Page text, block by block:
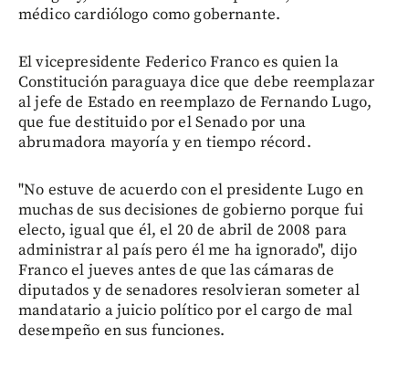
médico cardiólogo como gobernante.
El vicepresidente Federico Franco es quien la
Constitución paraguaya dice que debe reemplazar
al jefe de Estado en reemplazo de Fernando Lugo,
que fue destituido por el Senado por una
abrumadora mayoría y en tiempo récord.
"No estuve de acuerdo con el presidente Lugo en
muchas de sus decisiones de gobierno porque fui
electo, igual que él, el 20 de abril de 2008 para
administrar al país pero él me ha ignorado", dijo
Franco el jueves antes de que las cámaras de
diputados y de senadores resolvieran someter al
mandatario a juicio político por el cargo de mal
desempeño en sus funciones.